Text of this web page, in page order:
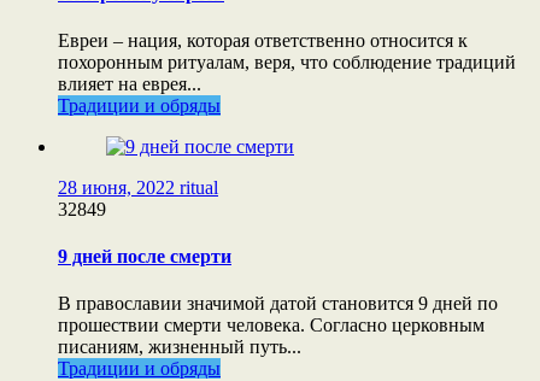
Евреи – нация, которая ответственно относится к
похоронным ритуалам, веря, что соблюдение традиций
влияет на еврея...
Традиции и обряды
28 июня, 2022 ritual
32849
9 дней после смерти
В православии значимой датой становится 9 дней по
прошествии смерти человека. Согласно церковным
писаниям, жизненный путь...
Традиции и обряды